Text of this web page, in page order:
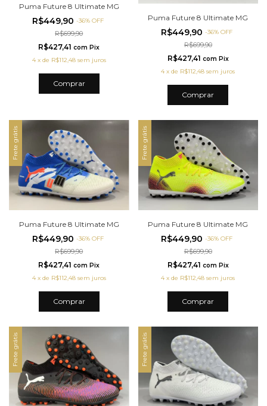
Puma Future 8 Ultimate MG
R$449,90 -36% OFF
R$699,90
R$427,41com Pix
4 x de R$112,48 sem juros
Comprar
Puma Future 8 Ultimate MG
R$449,90-36%OFF
R$699,90
R$427,41 com Pix
4 xde R$112,48 sem juros
Comprar
Frete grátis
Puma Future 8 Ultimate MG
R$449,90 -36% OFF
R$699,90
R$427,41com Pix
4 x de R$112,48 sem juros
Comprar
Frete grátis
Puma Future 8 Ultimate MG
R$449,90-36%OFF
R$699,90
R$427,41 com Pix
4 xde R$112,48 sem juros
Comprar
Frete grátis Frete grátis